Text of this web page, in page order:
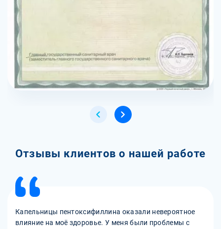
Отзывы клиентов о нашей работе
Капельницы пентоксифиллина оказали невероятное
влияние на моё здоровье. У меня были проблемы с